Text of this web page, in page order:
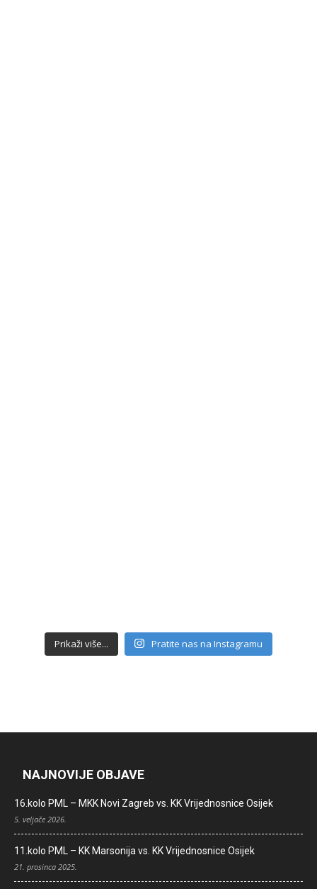
Prikaži više... Pratite nas na Instagramu
NAJNOVIJE OBJAVE
16.kolo PML – MKK Novi Zagreb vs. KK Vrijednosnice Osijek
5. veljače 2026.
11.kolo PML – KK Marsonija vs. KK Vrijednosnice Osijek
21. prosinca 2025.